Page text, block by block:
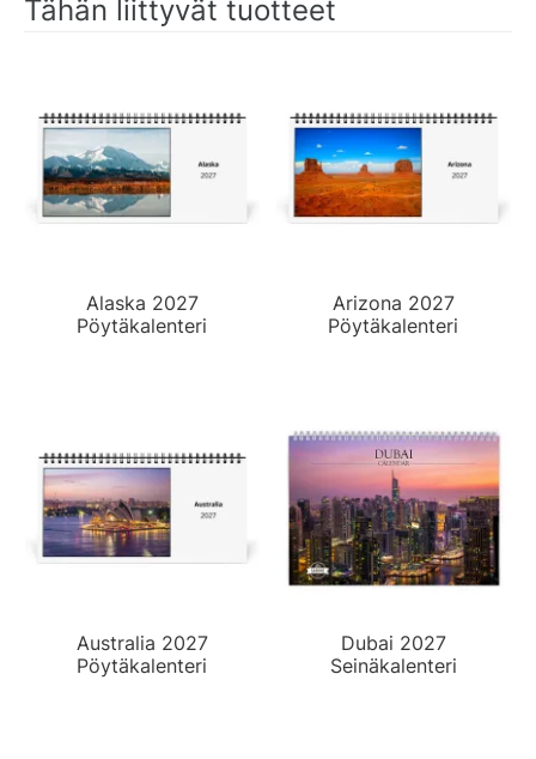
Tähän liittyvät tuotteet
Alaska 2027
Pöytäkalenteri
Arizona 2027
Pöytäkalenteri
Australia 2027
Pöytäkalenteri
Dubai 2027
Seinäkalenteri